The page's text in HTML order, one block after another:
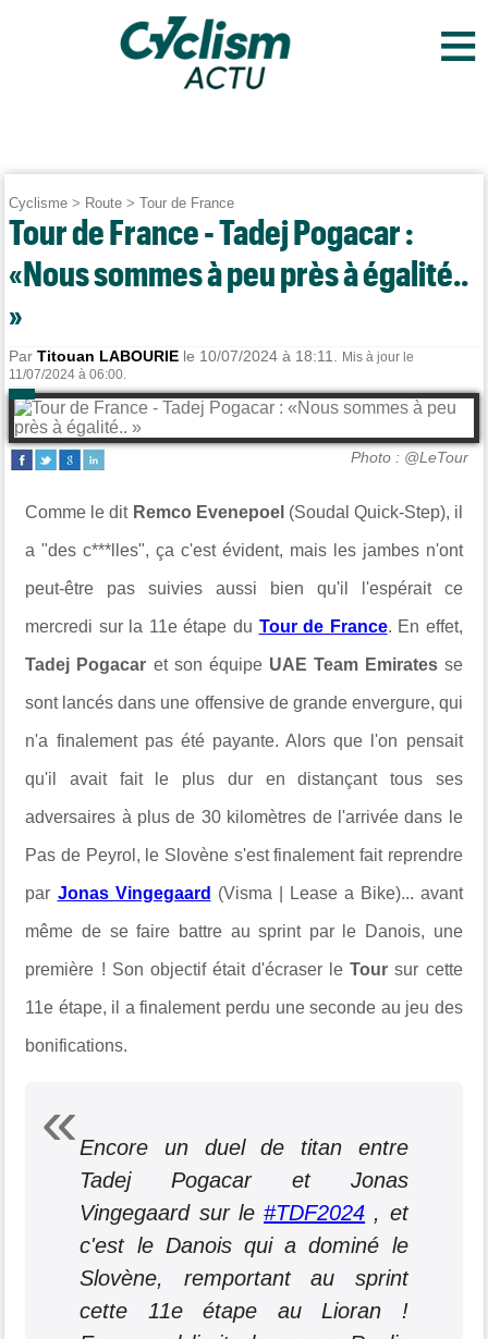
≡
Cyclisme > Route >Tour de France
Tour de France - Tadej Pogacar :
«Nous sommes à peu près à égalité..
»
ParTitouan LABOURIE le 10/07/2024 à 18:11.
Mis à jour le
11/07/2024 à 06:00.
Photo : @LeTour
Comme le dit Remco Evenepoel (Soudal Quick-Step), il
a "des c***lles", ça c'est évident, mais les jambes n'ont
peut-être pas suivies aussi bien qu'il l'espérait ce
mercredi sur la 11e étape du Tour de France. En effet,
Tadej Pogacar et son équipe UAE Team Emirates se
sont lancés dans une offensive de grande envergure, qui
n'a finalement pas été payante. Alors que l'on pensait
qu'il avait fait le plus dur en distançant tous ses
adversaires à plus de 30 kilomètres de l'arrivée dans le
Pas de Peyrol, le Slovène s'est finalement fait reprendre
par Jonas Vingegaard (Visma | Lease a Bike)... avant
même de se faire battre au sprint par le Danois, une
première ! Son objectif était d'écraser leToursur cette
11e étape, il a finalement perdu une seconde au jeu des
bonifications.
Encore un duel de titan entre
Tadej Pogacar et Jonas
Vingegaard sur le#TDF2024 , et
c'est le Danois qui a dominé le
Slovène, remportant au sprint
cette 11e étape au Lioran !